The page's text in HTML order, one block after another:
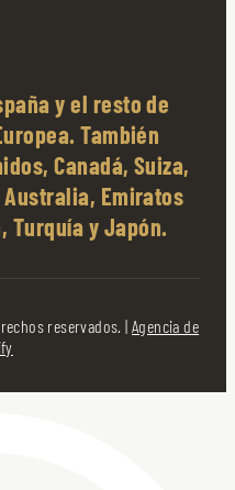
y el resto de
También
Canadá, Suiza,
Australia, Emiratos
Turquía y Japón.
reservados. |Agencia de